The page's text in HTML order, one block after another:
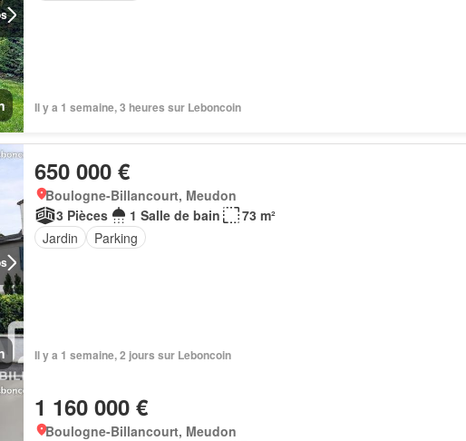
Il y a 1 semaine, 3 heures sur Leboncoin
650 000 €
Boulogne-Billancourt, Meudon
3 Pièces
1 Salle de bain
73 m²
Jardin
Parking
Il y a 1 semaine, 2 jours sur Leboncoin
1 160 000 €
Boulogne-Billancourt, Meudon